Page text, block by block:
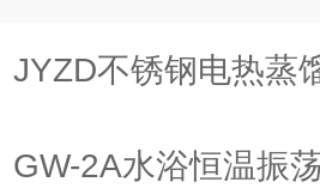
JYZD不锈钢电热蒸
GW-2A水浴恒温振